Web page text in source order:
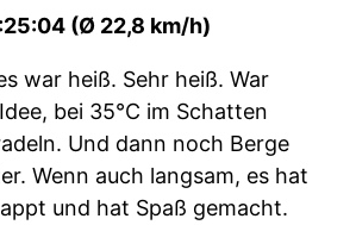
(Ø 22,8 km/h)
war heiß. Sehr heiß. War
bei 35°C im Schatten
Und dann noch Berge
Wenn auch langsam, es hat
und hat Spaß gemacht.